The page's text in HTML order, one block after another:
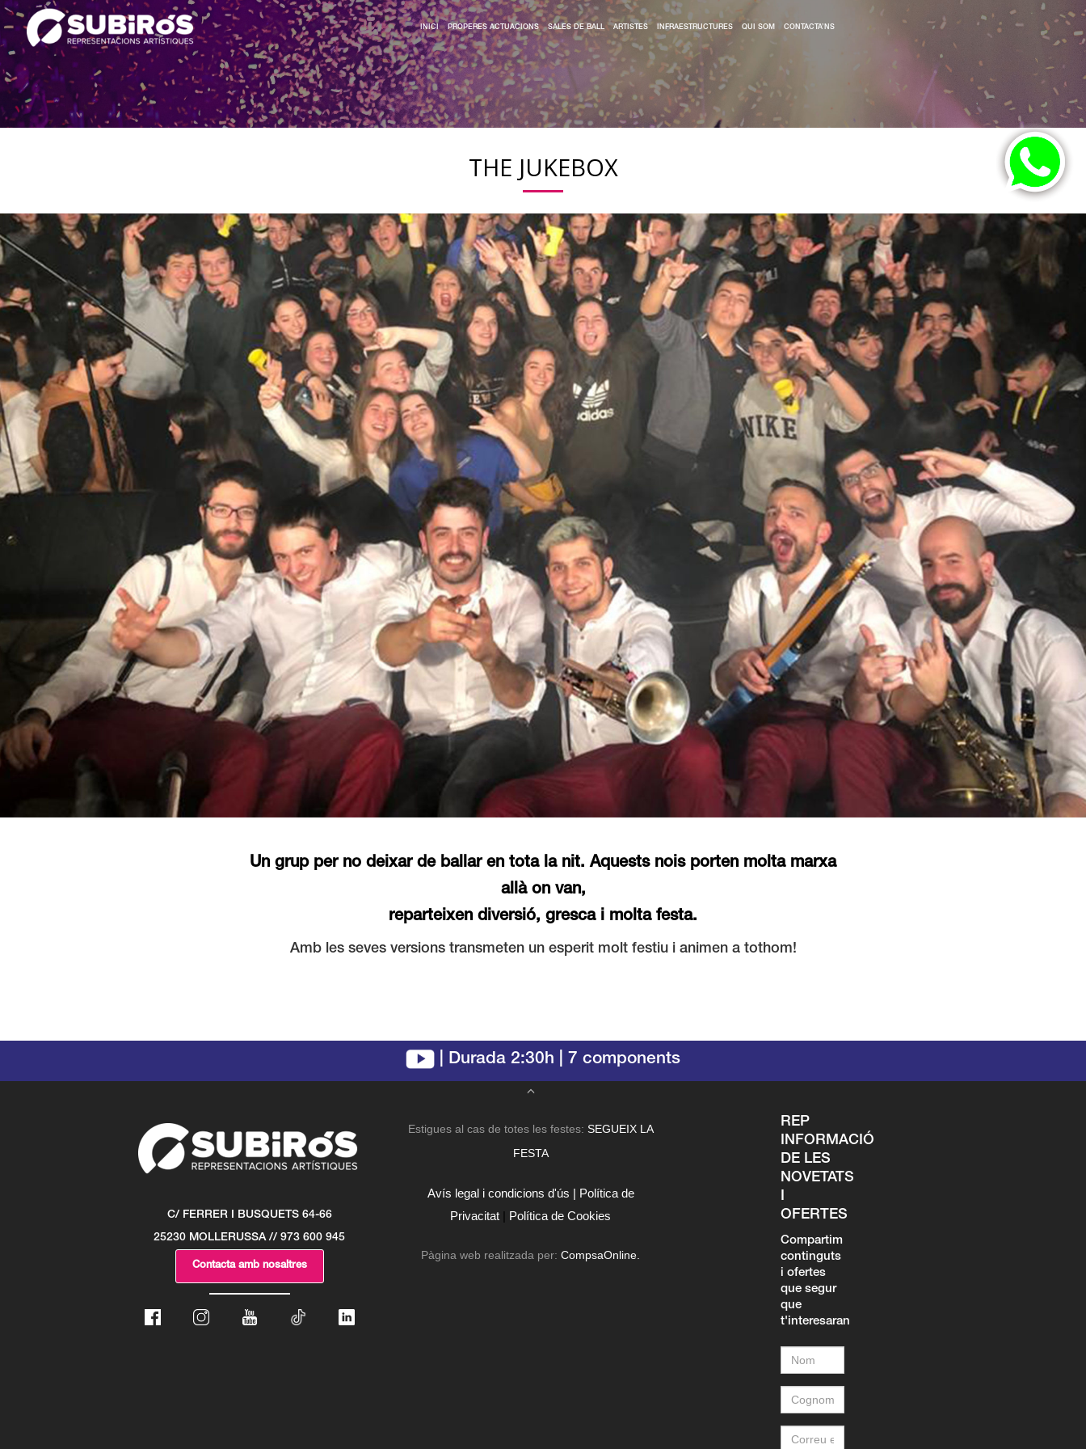
INICI PROPERES ACTUACIONS SALES DE BALL ARTISTES INFRAESTRUCTURES QUI SOM CONTACTA’NS
THE JUKEBOX
Un grup per no deixar de ballar en tota la nit. Aquests nois porten molta marxa
allà on van,
reparteixen diversió, gresca i molta festa.
Amb les seves versions transmeten un esperit molt festiu i animen a tothom!
Durada 2:30h | 7 components
C/ FERRER I BUSQUETS 64-66
25230 MOLLERUSSA // 973 600 945
Contacta amb nosaltres
Estigues al cas de totes les festes: SEGUEIX LA
FESTA
Avís legal i condicions d'ús |
Política de
Privacitat
Política de Cookies
Pàgina web realitzada per:CompsaOnline.
REP
INFORMACIÓ
DE LES
NOVETATS
I
OFERTES
Compartim
continguts
i ofertes
que segur
que
t'interesaran